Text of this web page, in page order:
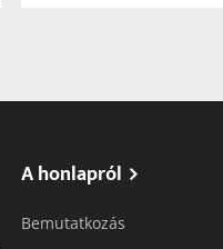
A honlapról
Bemutatkozás